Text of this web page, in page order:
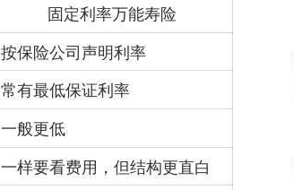
固定利率万能寿险
按保险公司声明利率
常有最低保证利率
一般更低
一样要看费用，但结构更直白